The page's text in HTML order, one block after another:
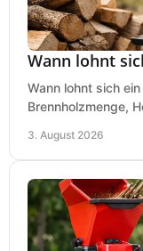
Wann lohnt
Wann lohnt sich
Brennholzmenge,
3. August 2026